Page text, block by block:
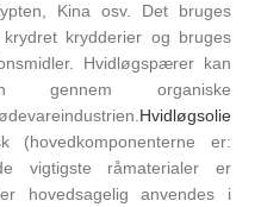
Kina osv. Det bruges
krydderier og bruges
Hvidløgspærer kan
gennem organiske
Hvidløgsolie
(hovedkomponenterne er:
vigtigste råmaterialer er
hovedsagelig anvendes i